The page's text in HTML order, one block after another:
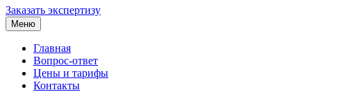
Заказать экспертизу
Меню
Главная
Вопрос-ответ
Цены и тарифы
Контакты